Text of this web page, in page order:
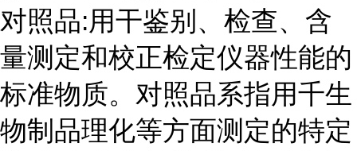
对照品:用干鉴别、检查、含
量测定和校正检定仪器性能的
标准物质。对照品系指用千生
物制品理化等方面测定的特定